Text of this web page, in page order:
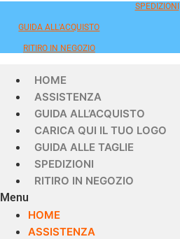
SPEDIZIONI
GUIDA ALL'ACQUISTO
RITIRO IN NEGOZIO
HOME
ASSISTENZA
GUIDA ALL’ACQUISTO
CARICA QUI IL TUO LOGO
GUIDA ALLE TAGLIE
SPEDIZIONI
RITIRO IN NEGOZIO
Menu
HOME
ASSISTENZA